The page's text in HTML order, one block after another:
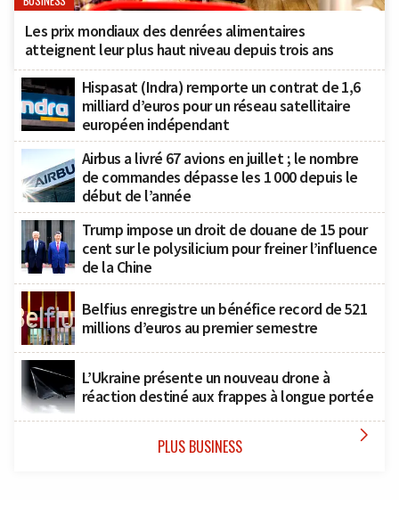
Les prix mondiaux des denrées alimentaires
atteignent leur plus haut niveau depuis trois ans
Hispasat (Indra) remporte un contrat de 1,6
milliard d’euros pour un réseau satellitaire
européen indépendant
Airbus a livré 67 avions en juillet ; le nombre
de commandes dépasse les 1 000 depuis le
début de l’année
Trump impose un droit de douane de 15 pour
cent sur le polysilicium pour freiner l’influence
de la Chine
Belfius enregistre un bénéfice record de 521
millions d’euros au premier semestre
L’Ukraine présente un nouveau drone à
réaction destiné aux frappes à longue portée
PLUS BUSINESS 